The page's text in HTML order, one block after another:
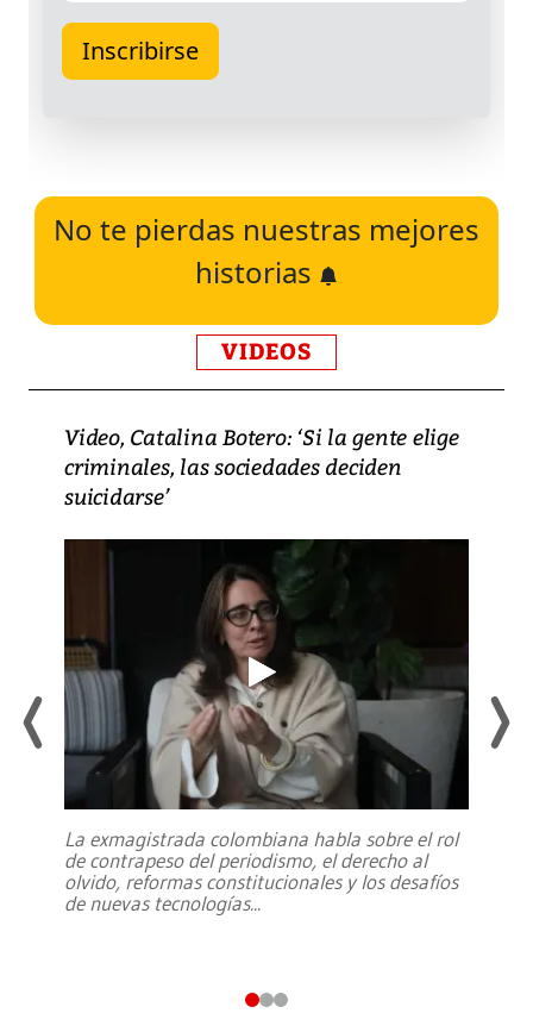
No te pierdas nuestras mejores
historias
VIDEOS
Video, Catalina Botero: ‘Si la gente elige
criminales, las sociedades deciden
suicidarse’
La exmagistrada colombiana habla sobre el rol
de contrapeso del periodismo, el derecho al
olvido, reformas constitucionales y los desafíos
de nuevas tecnologías...